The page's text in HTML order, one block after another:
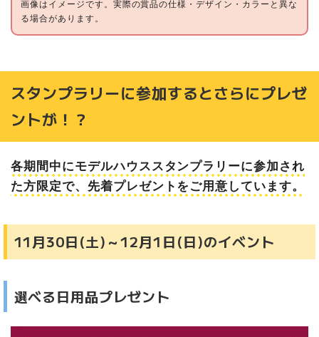
画像はイメージです。実際の賞品の仕様・デザイン・カラーと異な
る場合があります。
スタンプラリーに参加するとさらにプレゼ
ントが！？
各期間中にモデルハウススタンプラリーに参加され
た方限定で、先着プレゼントをご用意しています。
11月30日(土)～12月1日(日)のイベント
選べる日用品プレゼント